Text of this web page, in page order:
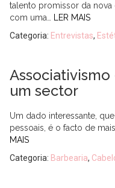
talento promissor da
com uma…
LER MAIS
Categoria: Entrevistas,
Associativismo
um sector
Um dado interessante,
pessoais, é o facto de
MAIS
Categoria: Barbearia,